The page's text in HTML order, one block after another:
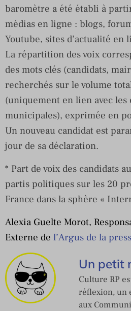
baromètre a été établi à
médias en ligne : blogs,
Youtube, sites d’actualité en
La répartition des voix
des mots clés (candidats,
recherchés sur le volume
(uniquement en lien avec les
municipales), exprimée en
Un nouveau candidat est
jour de sa déclaration.
* Part de voix des candidats
partis politiques sur les 20
France dans la sphère «
Alexia Guelte Morot,
Externe de l’Argus de la
Un petit
Culture RP
réflexion, un
aux